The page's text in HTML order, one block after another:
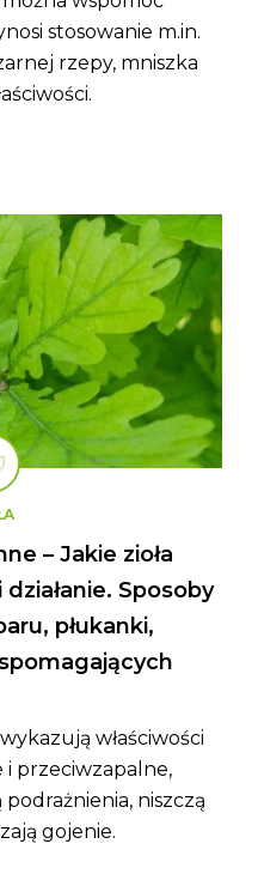
stosowanie m.in.
rzepy, mniszka
– Jakie zioła
Sposoby
płukanki,
właściwości
i przeciwzapalne,
niszczą
gojenie.